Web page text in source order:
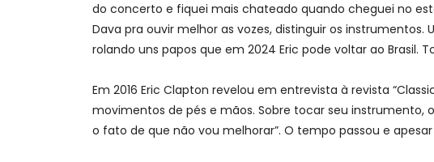
do concerto e fiquei mais chateado quando cheguei no
Dava pra ouvir melhor as vozes, distinguir os
rolando uns papos que em 2024 Eric pode voltar ao Brasil.
Em 2016 Eric Clapton revelou em entrevista à revista
movimentos de pés e mãos. Sobre tocar seu
o fato de que não vou melhorar”. O tempo passou e